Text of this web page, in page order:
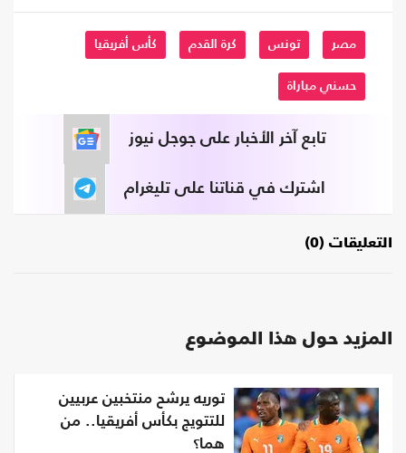
مصر تونس كرة القدم كأس أفريقيا
حسني مباراة
تابع آخر الأخبار على جوجل نيوز
اشترك في قناتنا على تليغرام
التعليقات (0)
المزيد حول هذا الموضوع
توريه يرشح منتخبين عربيين
للتتويج بكأس أفريقيا.. من
هما؟